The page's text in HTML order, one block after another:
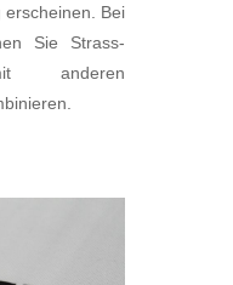
erscheinen. Bei
Sie Strass-
anderen